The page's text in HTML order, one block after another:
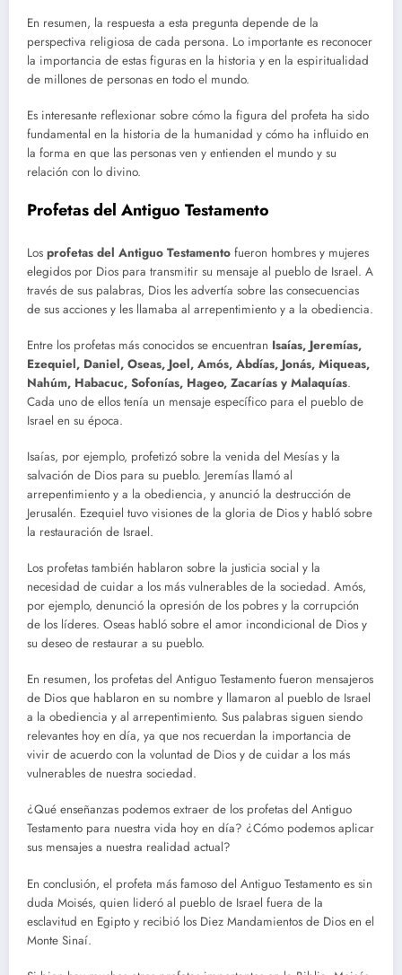
En resumen, la respuesta a esta pregunta depende de la
perspectiva religiosa de cada persona. Lo importante es reconocer
la importancia de estas figuras en la historia y en la espiritualidad
de millones de personas en todo el mundo.
Es interesante reflexionar sobre cómo la figura del profeta ha sido
fundamental en la historia de la humanidad y cómo ha influido en
la forma en que las personas ven y entienden el mundo y su
relación con lo divino.
Profetas del Antiguo Testamento
Los profetas del Antiguo Testamento fueron hombres y mujeres
elegidos por Dios para transmitir su mensaje al pueblo de Israel. A
través de sus palabras, Dios les advertía sobre las consecuencias
de sus acciones y les llamaba al arrepentimiento y a la obediencia.
Entre los profetas más conocidos se encuentran Isaías, Jeremías,
Ezequiel, Daniel, Oseas, Joel, Amós, Abdías, Jonás, Miqueas,
Nahúm, Habacuc, Sofonías, Hageo, Zacarías y Malaquías.
Cada uno de ellos tenía un mensaje específico para el pueblo de
Israel en su época.
Isaías, por ejemplo, profetizó sobre la venida del Mesías y la
salvación de Dios para su pueblo. Jeremías llamó al
arrepentimiento y a la obediencia, y anunció la destrucción de
Jerusalén. Ezequiel tuvo visiones de la gloria de Dios y habló sobre
la restauración de Israel.
Los profetas también hablaron sobre la justicia social y la
necesidad de cuidar a los más vulnerables de la sociedad. Amós,
por ejemplo, denunció la opresión de los pobres y la corrupción
de los líderes. Oseas habló sobre el amor incondicional de Dios y
su deseo de restaurar a su pueblo.
En resumen, los profetas del Antiguo Testamento fueron mensajeros
de Dios que hablaron en su nombre y llamaron al pueblo de Israel
a la obediencia y al arrepentimiento. Sus palabras siguen siendo
relevantes hoy en día, ya que nos recuerdan la importancia de
vivir de acuerdo con la voluntad de Dios y de cuidar a los más
vulnerables de nuestra sociedad.
¿Qué enseñanzas podemos extraer de los profetas del Antiguo
Testamento para nuestra vida hoy en día? ¿Cómo podemos aplicar
sus mensajes a nuestra realidad actual?
En conclusión, el profeta más famoso del Antiguo Testamento es sin
duda Moisés, quien lideró al pueblo de Israel fuera de la
esclavitud en Egipto y recibió los Diez Mandamientos de Dios en el
Monte Sinaí.